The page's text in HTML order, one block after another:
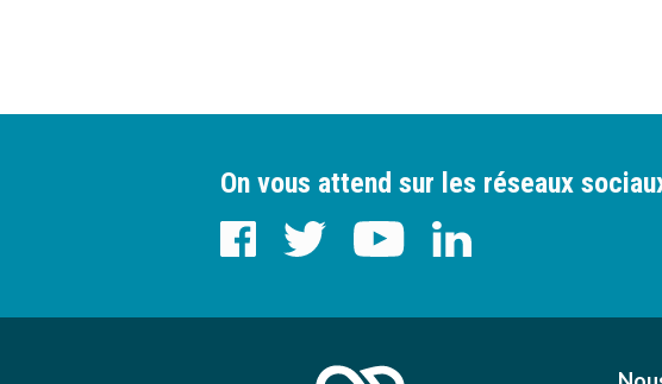
On vous attend sur les réseaux